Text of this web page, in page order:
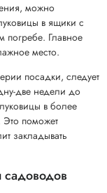
можно
в ящики с
погребе. Главное
место.
посадки, следует
две недели до
в более
Это поможет
закладывать